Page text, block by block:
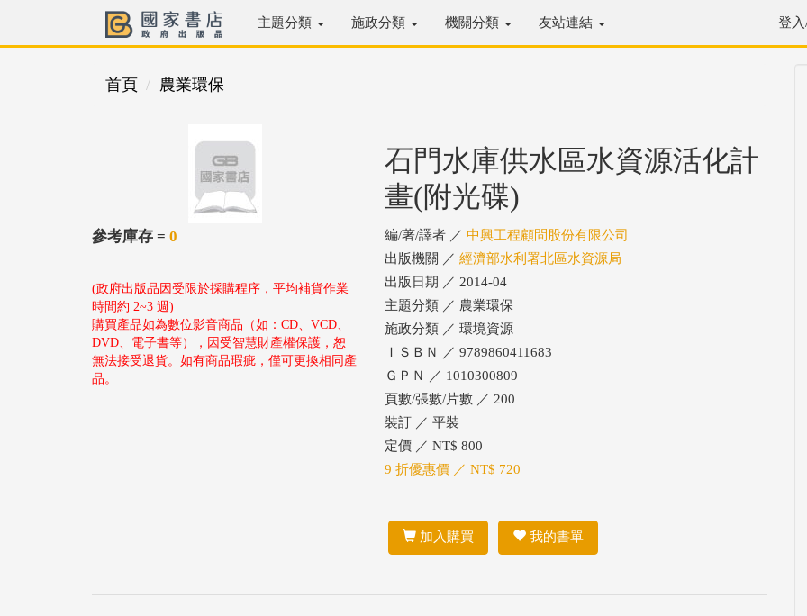
主題分類 施政分類 機關分類 友站連結 登
首頁 農業環保
參考庫存 = 0
(政府出版品因受限於採購程序，平均補貨作業
時間約 2~3 週)
購買產品如為數位影音商品（如：CD、VCD、
DVD、電子書等），因受智慧財產權保護，恕
無法接受退貨。如有商品瑕疵，僅可更換相同產
品。
石門水庫供水區水資源活化計
畫(附光碟)
編/著/譯者 ／ 中興工程顧問股份有限公司
出版機關 ／ 經濟部水利署北區水資源局
出版日期 ／ 2014-04
主題分類 ／ 農業環保
施政分類 ／ 環境資源
ＩＳＢＮ ／ 9789860411683
ＧＰＮ ／ 1010300809
頁數/張數/片數 ／ 200
裝訂 ／ 平裝
定價 ／ NT$ 800
9 折優惠價 ／ NT$ 720
加入購買 我的書單